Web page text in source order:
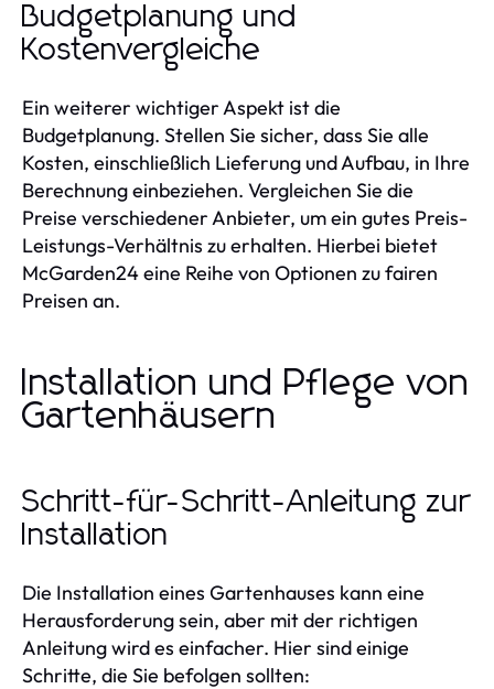
Budgetplanung und
Kostenvergleiche
Ein weiterer wichtiger Aspekt ist die
Budgetplanung. Stellen Sie sicher, dass Sie alle
Kosten, einschließlich Lieferung und Aufbau, in Ihre
Berechnung einbeziehen. Vergleichen Sie die
Preise verschiedener Anbieter, um ein gutes Preis-
Leistungs-Verhältnis zu erhalten. Hierbei bietet
McGarden24 eine Reihe von Optionen zu fairen
Preisen an.
Installation und Pflege von
Gartenhäusern
Schritt-für-Schritt-Anleitung zur
Installation
Die Installation eines Gartenhauses kann eine
Herausforderung sein, aber mit der richtigen
Anleitung wird es einfacher. Hier sind einige
Schritte, die Sie befolgen sollten: